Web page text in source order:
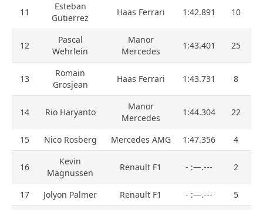
11
Esteban
Gutierrez
Haas Ferrari 1:42.891 10
12
Pascal
Wehrlein
Manor
Mercedes
1:43.401 25
13
Romain
Grosjean
Haas Ferrari 1:43.731 8
14 Rio Haryanto
Manor
Mercedes
1:44.304 22
15 Nico Rosberg Mercedes AMG 1:47.356 4
16
Kevin
Magnussen
Renault F1 - :—.--- 2
17 Jolyon Palmer Renault F1 - :—.--- 5